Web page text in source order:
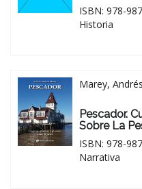
ISBN: 978-
Historia
Marey,
Pescador.
Sobre La
ISBN: 978-
Narrativa